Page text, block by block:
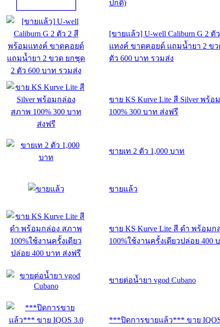
ปกติ)
[ขายแล้ว] U-well Caliburn G 2 ตั
แทงค์ ขาดคอยด์ แถมน้ำยา 2 ขว
ตัว 600 บาท รวมส่ง
ขาย KS Kurve Lite สี Silver พร้
100% 300 บาท ส่งฟรี
ขายเท 2 ตัว 1,000 บาท
ขายแล้ว
ขาย KS Kurve Lite สี ดำ พร้อม
100%ใช้งานครั้งเดียวปล่อย 400
ขายต่อน้ำยา vgod Cubano
***ปิดการขายแล้ว*** ขาย